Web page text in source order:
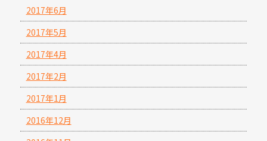
2017年6月
2017年5月
2017年4月
2017年2月
2017年1月
2016年12月